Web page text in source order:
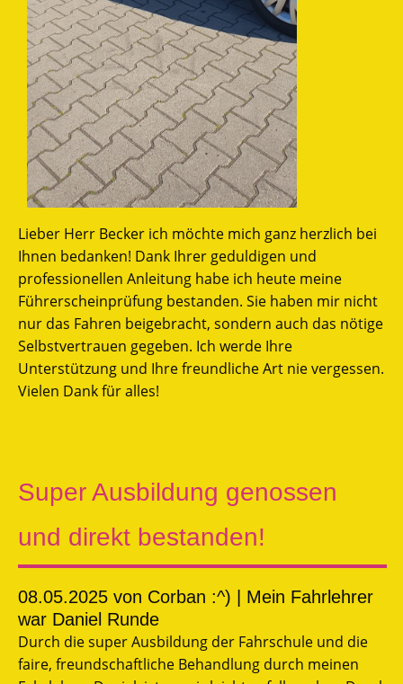
Lieber Herr Becker ich möchte mich ganz herzlich bei
Ihnen bedanken! Dank Ihrer geduldigen und
professionellen Anleitung habe ich heute meine
Führerscheinprüfung bestanden. Sie haben mir nicht
nur das Fahren beigebracht, sondern auch das nötige
Selbstvertrauen gegeben. Ich werde Ihre
Unterstützung und Ihre freundliche Art nie vergessen.
Vielen Dank für alles!
Super Ausbildung genossen
und direkt bestanden!
08.05.2025 von Corban :^) | Mein Fahrlehrer
war Daniel Runde
Durch die super Ausbildung der Fahrschule und die
faire, freundschaftliche Behandlung durch meinen